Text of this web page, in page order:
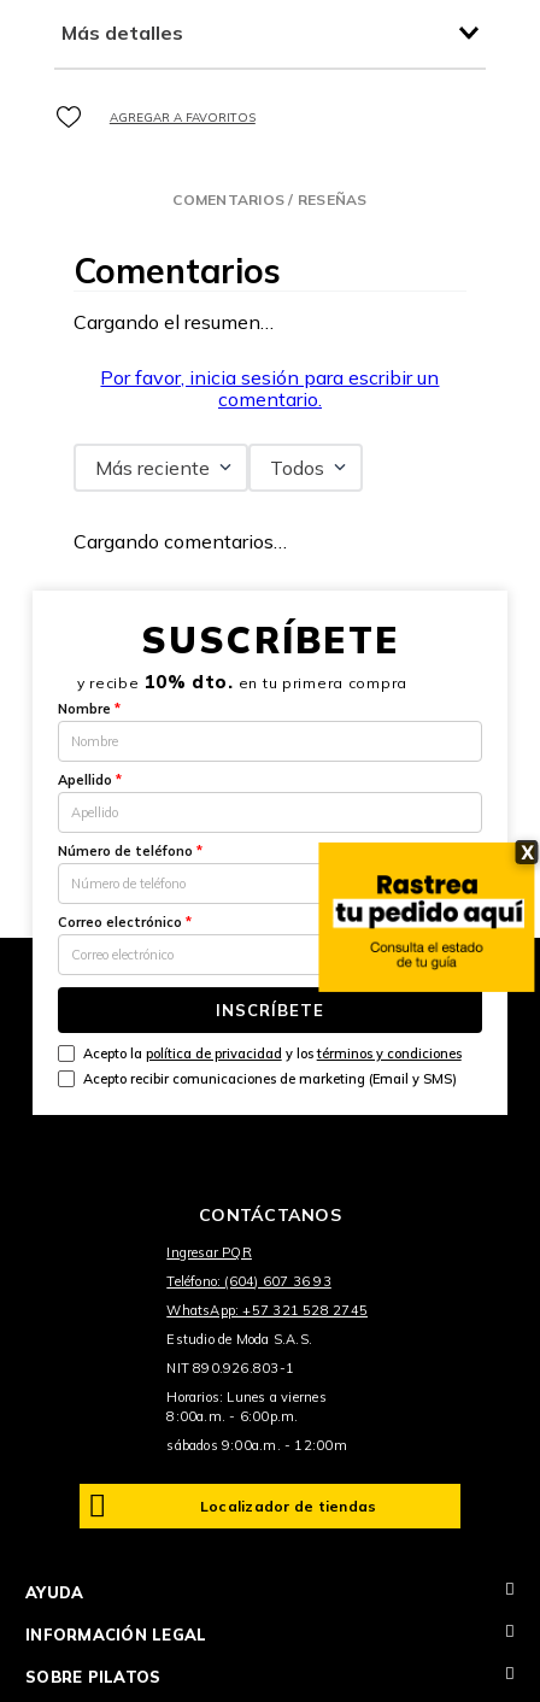
X
Más detalles
COMENTARIOS / RESEÑAS
Comentarios
Cargando el resumen…
Por favor, inicia sesión para escribir un
comentario.
Más reciente Todos
Cargando comentarios…
SUSCRÍBETE
y recibe 10% dto. en tu primera compra
Nombre *
Apellido *
Número de teléfono *
Correo electrónico *
INSCRÍBETE
Acepto la política de privacidad y lostérminos y condiciones
Acepto recibir comunicaciones de marketing (Email y SMS)
CONTÁCTANOS
Ingresar PQR
Teléfono: (604) 607 36 93
WhatsApp: +57 321 528 2745
Estudio de Moda S.A.S.
NIT 890.926.803-1
Horarios: Lunes a viernes
8:00a.m. - 6:00p.m.
sábados 9:00a.m. - 12:00m
Localizador de tiendas
AYUDA +
INFORMACIÓN LEGAL +
SOBRE PILATOS +